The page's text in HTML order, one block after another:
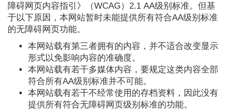
障碍网页内容指引》（WCAG）2.1 AA级别标准。但基
于以下原因，本网站暂时未能提供所有符合AA级别标准
的无障碍网页功能。
本网站载有第三者拥有的内容，并不适合改变显示
形式以免影响内容的准确度。
本网站载有若干多媒体内容，要规定这类内容全部
符合所有AA级别标准并不可能。
本网站载有若干不经常使用的存档资料，因此没有
提供所有符合无障碍网页级别标准的功能。